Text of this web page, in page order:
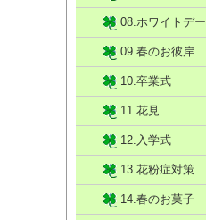
08.ホワイトデー
09.春のお彼岸
10.卒業式
11.花見
12.入学式
13.花粉症対策
14.春のお菓子